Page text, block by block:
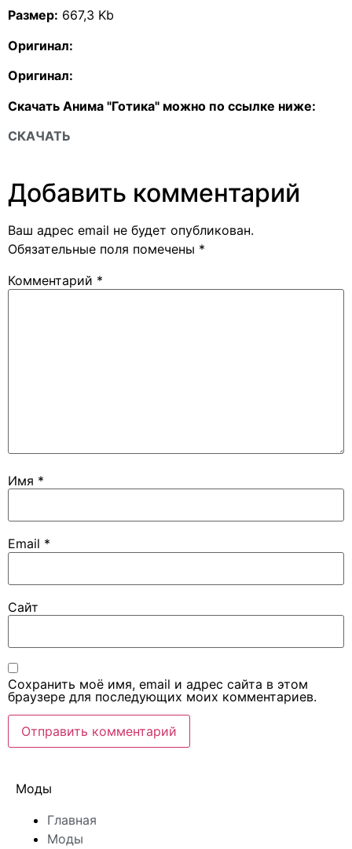
Размер: 667,3 Kb
Оригинал:
Оригинал:
Скачать Анима "Готика" можно по ссылке ниже:
СКАЧАТЬ
Добавить комментарий
Ваш адрес email не будет опубликован.
Обязательные поля помечены *
Комментарий *
Имя *
Email *
Сайт
Сохранить моё имя, email и адрес сайта в этом
браузере для последующих моих комментариев.
Моды
Главная
Моды